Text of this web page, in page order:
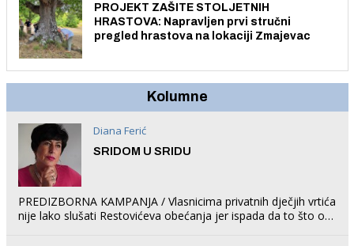
PROJEKT ZAŠITE STOLJETNIH
HRASTOVA: Napravljen prvi stručni
pregled hrastova na lokaciji Zmajevac
Kolumne
Diana Ferić
SRIDOM U SRIDU
PREDIZBORNA KAMPANJA / Vlasnicima privatnih dječjih vrtića
nije lako slušati Restovićeva obećanja jer ispada da to što oni